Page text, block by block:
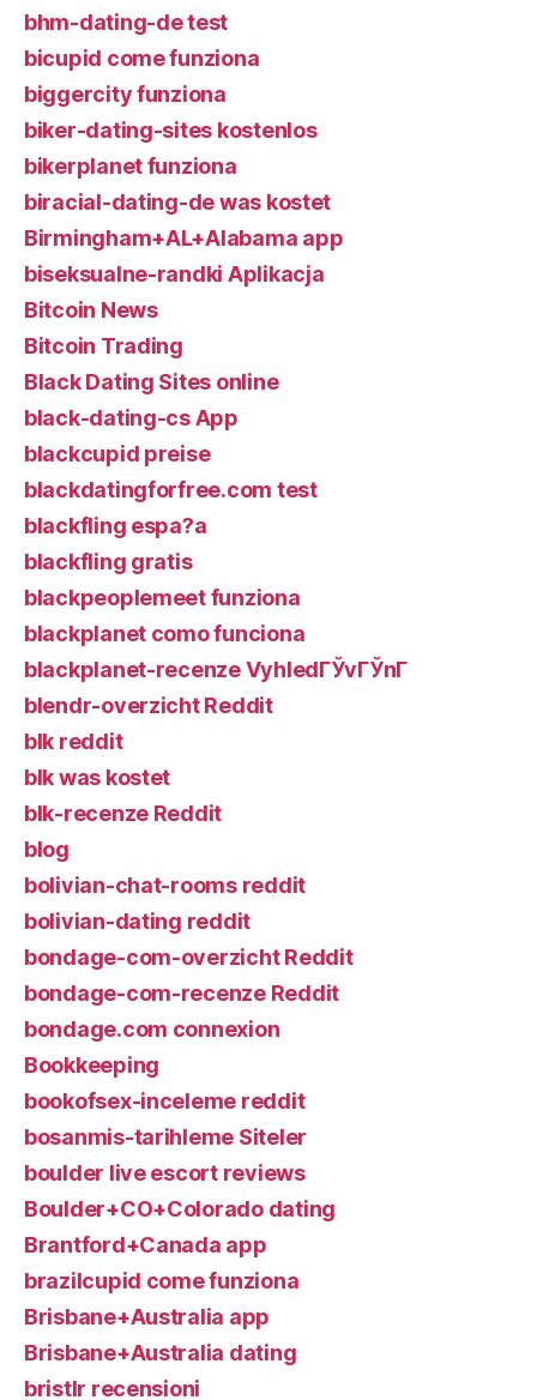
bhm-dating-de test
bicupid come funziona
biggercity funziona
biker-dating-sites kostenlos
bikerplanet funziona
biracial-dating-de was kostet
Birmingham+AL+Alabama app
biseksualne-randki Aplikacja
Bitcoin News
Bitcoin Trading
Black Dating Sites online
black-dating-cs App
blackcupid preise
blackdatingforfree.com test
blackfling espa?a
blackfling gratis
blackpeoplemeet funziona
blackplanet como funciona
blackplanet-recenze VyhledГЎvГЎnГ­
blendr-overzicht Reddit
blk reddit
blk was kostet
blk-recenze Reddit
blog
bolivian-chat-rooms reddit
bolivian-dating reddit
bondage-com-overzicht Reddit
bondage-com-recenze Reddit
bondage.com connexion
Bookkeeping
bookofsex-inceleme reddit
bosanmis-tarihleme Siteler
boulder live escort reviews
Boulder+CO+Colorado dating
Brantford+Canada app
brazilcupid come funziona
Brisbane+Australia app
Brisbane+Australia dating
bristlr recensioni